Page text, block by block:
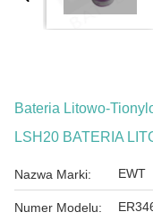
Bateria Litowo-
LSH20 BATERIA
Nazwa Marki: EWT
Numer Modelu: